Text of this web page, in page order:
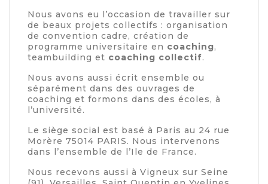
Nous avons eu l’occasion de travailler sur
de beaux projets collectifs : organisation
de convention cadre, création de
programme universitaire en coaching,
teambuilding et coaching collectif.
Nous avons aussi écrit ensemble ou
séparément dans des ouvrages de
coaching et formons dans des écoles, à
l’université.
Le siège social est basé à Paris au 24 rue
Morère 75014 PARIS. Nous intervenons
dans l’ensemble de l’Ile de France.
Nous recevons aussi à Vigneux sur Seine